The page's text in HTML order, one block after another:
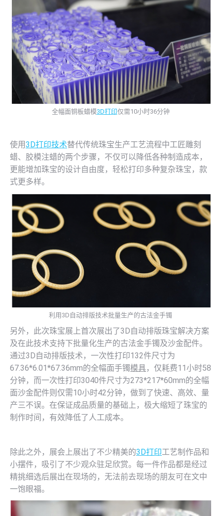
全幅面铜板蜡模3D打印仅需10小时36分钟
使用3D打印技术替代传统珠宝生产工艺流程中工匠雕刻
蜡、胶模注蜡的两个步骤，不仅可以降低各种制造成本，
更能增加珠宝的设计自由度，轻松打印多种复杂珠宝，款
式更多样。
利用3D自动排版技术批量生产的古法金手镯
另外，此次珠宝展上首次展出了3D自动排版珠宝解决方案
及在此技术支持下批量化生产的古法金手镯及沙金配件。
通过3D自动排版技术，一次性打印132件尺寸为
67.36*6.01*67.36mm的全幅面手镯模具，仅耗费11小时58
分钟，而一次性打印3040件尺寸为273*217*60mm的全幅
面沙金配件则仅需10小时42分钟，做到了快速、高效、量
产三不误。在保证成品质量的基础上，极大缩短了珠宝的
制作时间，有效降低了人工成本。
除此之外，展会上展出了不少精美的3D打印工艺制作品和
小摆件，吸引了不少观众驻足欣赏。每一件作品都是经过
精挑细选后展出在现场的，无法前去现场的朋友可在文中
一饱眼福。